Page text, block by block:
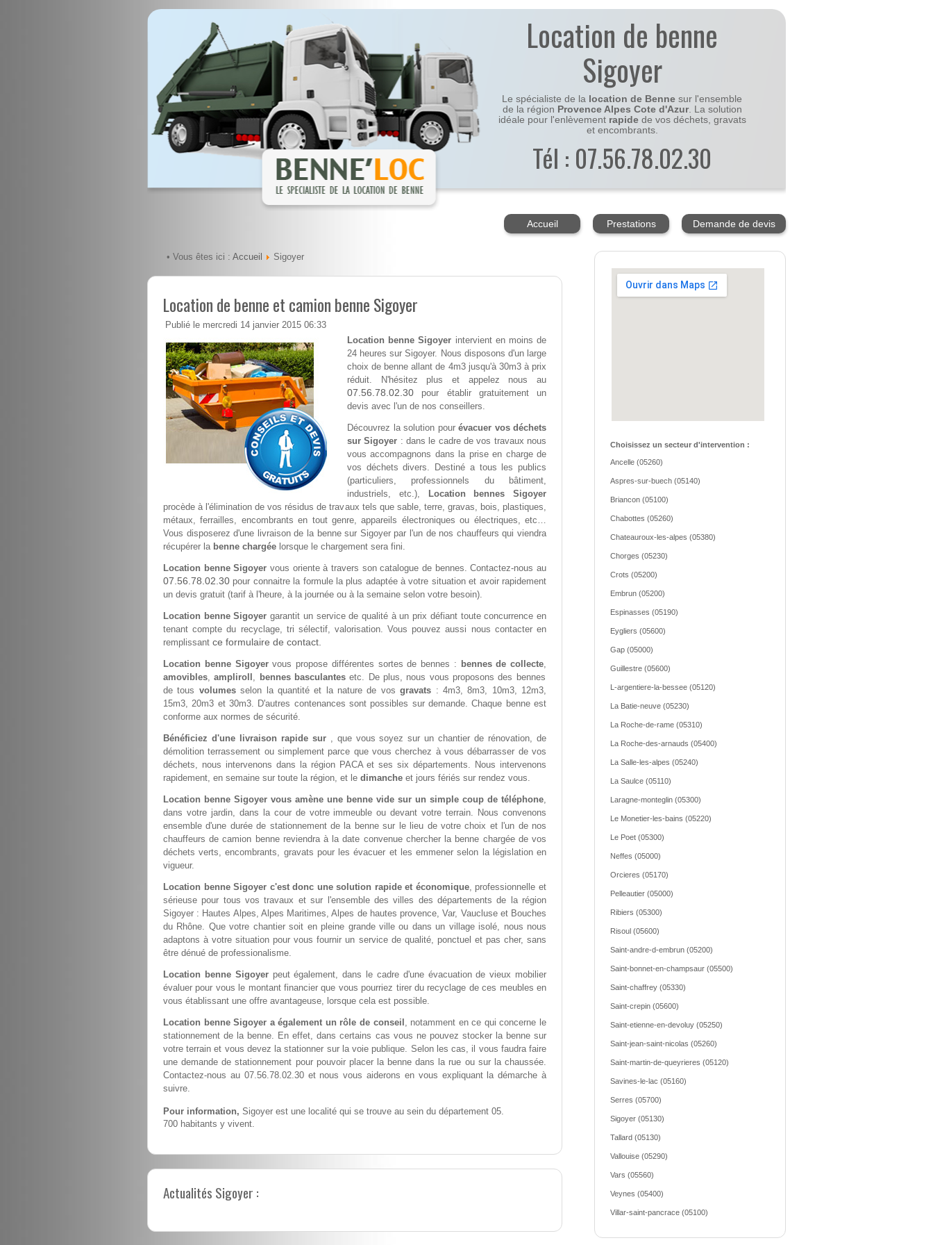
Location de benne
Sigoyer
Le spécialiste de la location de Benne sur l'ensemble
de la région Provence Alpes Cote d'Azur. La solution
idéale pour l'enlèvement rapidede vos déchets, gravats
et encombrants.
Tél : 07.56.78.02.30
Accueil Prestations Demande de devis
• Vous êtes ici : Accueil Sigoyer
Location de benne et camion benne Sigoyer
Publié le mercredi 14 janvier 2015 06:33
Location benne Sigoyer intervient en moins de
24 heures sur Sigoyer. Nous disposons d'un large
choix de benne allant de 4m3 jusqu'à 30m3 à prix
réduit. N'hésitez plus et appelez nous au
07.56.78.02.30 pour établir gratuitement un
devis avec l'un de nos conseillers.
Découvrez la solution pour évacuer vos déchets
sur Sigoyer : dans le cadre de vos travaux nous
vous accompagnons dans la prise en charge de
vos déchets divers. Destiné a tous les publics
(particuliers, professionnels du bâtiment,
industriels, etc.),
Location bennes Sigoyer
procède à l'élimination de vos résidus de travaux tels que sable, terre, gravas, bois, plastiques,
métaux, ferrailles, encombrants en tout genre, appareils électroniques ou électriques, etc…
Vous disposerez d'une livraison de la benne sur Sigoyer par l'un de nos chauffeurs qui viendra
récupérer la benne chargée lorsque le chargement sera fini.
Location benne Sigoyer vous oriente à travers son catalogue de bennes. Contactez-nous au
07.56.78.02.30 pour connaitre la formule la plus adaptée à votre situation et avoir rapidement
un devis gratuit (tarif à l'heure, à la journée ou à la semaine selon votre besoin).
Location benne Sigoyer garantit un service de qualité à un prix défiant toute concurrence en
tenant compte du recyclage, tri sélectif, valorisation. Vous pouvez aussi nous contacter en
remplissant ce formulaire de contact.
Location benne Sigoyervous propose différentes sortes de bennes : bennes de collecte,
amovibles,ampliroll , bennes basculantes etc. De plus, nous vous proposons des bennes
de tous volumesselon la quantité et la nature de vosgravats : 4m3, 8m3, 10m3, 12m3,
15m3, 20m3 et 30m3. D'autres contenances sont possibles sur demande. Chaque benne est
conforme aux normes de sécurité.
Bénéficiez d'une livraison rapide sur , que vous soyez sur un chantier de rénovation, de
démolition terrassement ou simplement parce que vous cherchez à vous débarrasser de vos
déchets, nous intervenons dans la région PACA et ses six départements. Nous intervenons
rapidement, en semaine sur toute la région, et le dimanche et jours fériés sur rendez vous.
Location benne Sigoyer vous amène une benne vide sur un simple coup de téléphone,
dans votre jardin, dans la cour de votre immeuble ou devant votre terrain. Nous convenons
ensemble d'une durée de stationnement de la benne sur le lieu de votre choix et l'un de nos
chauffeurs de camion benne reviendra à la date convenue chercher la benne chargée de vos
déchets verts, encombrants, gravats pour les évacuer et les emmener selon la législation en
vigueur.
Location benne Sigoyer c'est donc une solution rapide et économique, professionnelle et
sérieuse pour tous vos travaux et sur l'ensemble des villes des départements de la région
Sigoyer : Hautes Alpes, Alpes Maritimes, Alpes de hautes provence, Var, Vaucluse et Bouches
du Rhône. Que votre chantier soit en pleine grande ville ou dans un village isolé, nous nous
adaptons à votre situation pour vous fournir un service de qualité, ponctuel et pas cher, sans
être dénué de professionalisme.
Location benne Sigoyerpeut également, dans le cadre d'une évacuation de vieux mobilier
évaluer pour vous le montant financier que vous pourriez tirer du recyclage de ces meubles en
vous établissant une offre avantageuse, lorsque cela est possible.
Location benne Sigoyer a également un rôle de conseil , notamment en ce qui concerne le
stationnement de la benne. En effet, dans certains cas vous ne pouvez stocker la benne sur
votre terrain et vous devez la stationner sur la voie publique. Selon les cas, il vous faudra faire
une demande de stationnement pour pouvoir placer la benne dans la rue ou sur la chaussée.
Contactez-nous au 07.56.78.02.30 et nous vous aiderons en vous expliquant la démarche à
suivre.
Pour information, Sigoyer est une localité qui se trouve au sein du département 05.
700 habitants y vivent.
Actualités Sigoyer :
Choisissez un secteur d'intervention :
Ancelle (05260)
Aspres-sur-buech (05140)
Briancon (05100)
Chabottes (05260)
Chateauroux-les-alpes (05380)
Chorges (05230)
Crots (05200)
Embrun (05200)
Espinasses (05190)
Eygliers (05600)
Gap (05000)
Guillestre (05600)
L-argentiere-la-bessee (05120)
La Batie-neuve (05230)
La Roche-de-rame (05310)
La Roche-des-arnauds (05400)
La Salle-les-alpes (05240)
La Saulce (05110)
Laragne-monteglin (05300)
Le Monetier-les-bains (05220)
Le Poet (05300)
Neffes (05000)
Orcieres (05170)
Pelleautier (05000)
Ribiers (05300)
Risoul (05600)
Saint-andre-d-embrun (05200)
Saint-bonnet-en-champsaur (05500)
Saint-chaffrey (05330)
Saint-crepin (05600)
Saint-etienne-en-devoluy (05250)
Saint-jean-saint-nicolas (05260)
Saint-martin-de-queyrieres (05120)
Savines-le-lac (05160)
Serres (05700)
Sigoyer (05130)
Tallard (05130)
Vallouise (05290)
Vars (05560)
Veynes (05400)
Villar-saint-pancrace (05100)